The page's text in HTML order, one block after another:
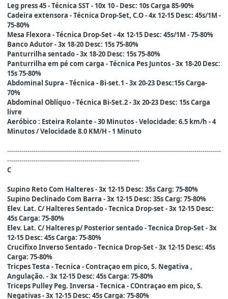
Leg press 45 - Técnica SST - 10x 10 - Desc: 10s Carga 85-90%
Cadeira extensora - Técnica Drop-Set, C.O - 4x 12-15 Desc: 45s/1M -
75-80%
Mesa Flexora - Técnica Drop-Set - 4x 12-15 Desc: 45s/1M - 75-80%
Banco Adutor - 3x 18-20 Desc: 15s 75-80%
Panturrilha sentado - 3x 18-20 Desc: 15s 75-80%
Panturrilha em pé com carga - Técnica Pes Juntos - 3x 18-20 Desc:
15s 75-80%
Abdominal Supra - Técnica - Bi-set.1 - 3x 20-23 Desc:15s Carga-
70%
Abdominal Oblíquo - Técnica Bi-Set.2 - 3x 20-23 Desc: 15s Carga
livre
Aeróbico : Esteira Rolante - 30 Minutos - Velocidade: 6.5 km/h - 4
Minutos / Velocidade 8.0 KM/H - 1 Minuto
---------------------------------------------------------------------------------------------------------
-----------------------------------------------------------------
C
Supino Reto Com Halteres - 3x 12-15 Desc: 35s Carg: 75-80%
Supino Declinado Com Barra - 3x 12-15 Desc: 35s Carg: 75-80%
Elev. Lat. C/ Halteres Sentado - Tecnica Drop-set - 3x 12-15 Desc:
45s Carga: 75-80%
Elev. Lat. C/ Halteres p/ Posterior sentado - Tecnica Drop-Set - 3x
12-15 Desc: 45s Carga: 75-80%
Crucifixo Inverso Sentado - Tecnica Drop-Set - 3x 12-15 Desc: 45s
Carga: 75-80%
Tricpes Testa - Tecnica - Contraçao em pico, S. Negativa ,
Angulação. - 3x 12-15 Desc: 45s Carga: 75-80%
Triceps Pulley Peg. Inversa - Tecnica - COntraçao em pico, S.
Negativas - 3x 12-15 Desc: 45s Carga: 75-80%